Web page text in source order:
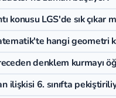
konusu LGS'de sık çıkar
hangi geometri
denklem kurmayı
ilişkisi 6. sınıfta